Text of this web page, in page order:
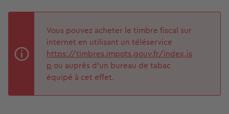
Vous pouvez acheter le timbre fiscal sur
internet en utilisant un téléservice
https://timbres.impots.gouv.fr/index.js
p ou auprès d’un bureau de tabac
équipé à cet effet.